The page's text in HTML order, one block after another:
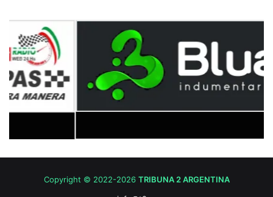
Copyright © 2022-2026 TRIBUNA 2 ARGENTINA